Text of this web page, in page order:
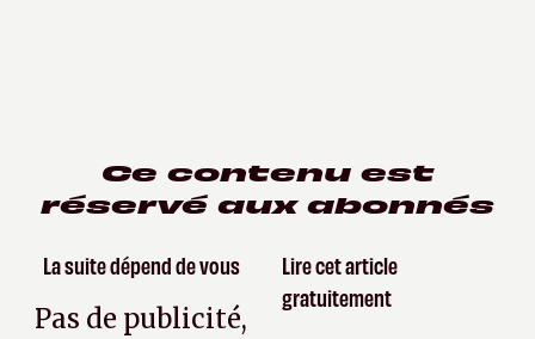
Ce contenu est
réservé aux abonnés
La suite dépend de vous
Pas de publicité,
Lire cet article
gratuitement